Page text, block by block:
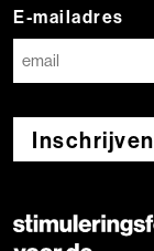
E-mailadres
Inschrijven